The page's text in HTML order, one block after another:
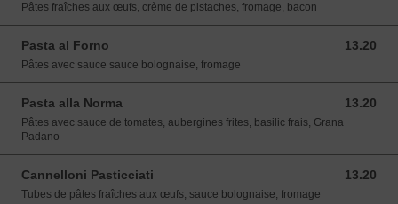
Pâtes fraîches aux œufs, crème de pistaches, fromage, bacon
Pasta al Forno 13.20
13.20 EUR
Pâtes avec sauce sauce bolognaise, fromage
Pasta alla Norma 13.20
13.20 EUR
Pâtes avec sauce de tomates, aubergines frites, basilic frais, Grana
Padano
Cannelloni Pasticciati 13.20
13.20 EUR
Tubes de pâtes fraîches aux œufs, sauce bolognaise, fromage